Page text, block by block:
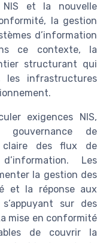
et la nouvelle
la gestion
d’information
ce contexte, la
structurant qui
les infrastructures
exigences NIS,
de
claire des flux de
Les
la gestion des
et la réponse aux
sur des
mise en conformité
de couvrir la